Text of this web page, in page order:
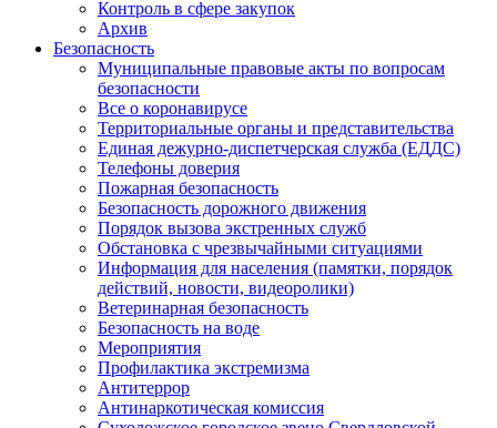
Контроль в сфере закупок
Архив
Безопасность
Муниципальные правовые акты по вопросам
безопасности
Все о коронавирусе
Территориальные органы и представительства
Единая дежурно-диспетчерская служба (ЕДДС)
Телефоны доверия
Пожарная безопасность
Безопасность дорожного движения
Порядок вызова экстренных служб
Обстановка с чрезвычайными ситуациями
Информация для населения (памятки, порядок
действий, новости, видеоролики)
Ветеринарная безопасность
Безопасность на воде
Мероприятия
Профилактика экстремизма
Антитеррор
Антинаркотическая комиссия